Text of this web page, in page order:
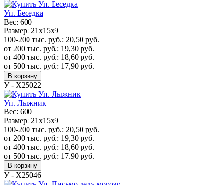
Уп. Беседка
Вес: 600
Размер: 21х15х9
100-200 тыс. руб.: 20,50 руб.
от 200 тыс. руб.: 19,30 руб.
от 400 тыс. руб.: 18,60 руб.
от 500 тыс. руб.: 17,90 руб.
В корзину
У - Х25022
Уп. Лыжник
Вес: 600
Размер: 21х15х9
100-200 тыс. руб.: 20,50 руб.
от 200 тыс. руб.: 19,30 руб.
от 400 тыс. руб.: 18,60 руб.
от 500 тыс. руб.: 17,90 руб.
В корзину
У - Х25046